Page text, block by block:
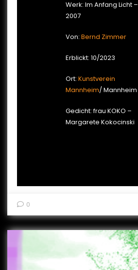
Werk: Im Anfang Licht –
2007
Von: Bernd Zimmer
Erblickt: 10/2023
Ort: Kunstverein
Mannheim/ Mannheim
Gedicht: frau KOKO –
Margarete Kokocinski
0